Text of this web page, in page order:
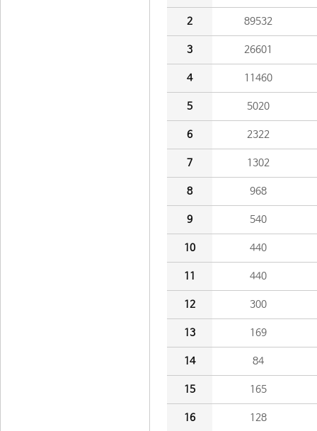
2 89532
3 26601
4 11460
5 5020
6 2322
7 1302
8 968
9 540
10 440
11 440
12 300
13 169
14 84
15 165
16 128